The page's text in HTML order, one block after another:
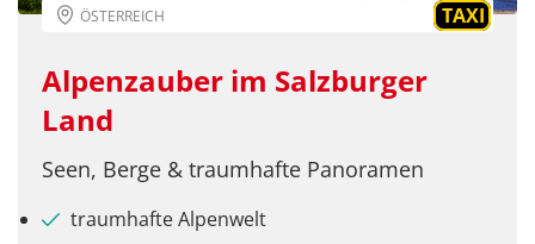
ÖSTERREICH TAXI
Alpenzauber im Salzburger
Land
Seen, Berge & traumhafte Panoramen
traumhafte Alpenwelt